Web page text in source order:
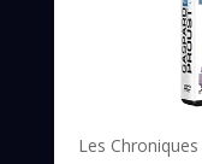
Les